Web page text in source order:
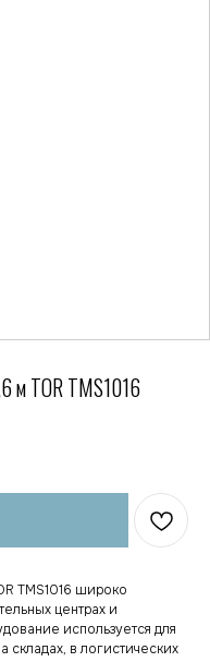
м TOR TMS1016
TMS1016 широко
центрах и
используется для
складах, в логистических